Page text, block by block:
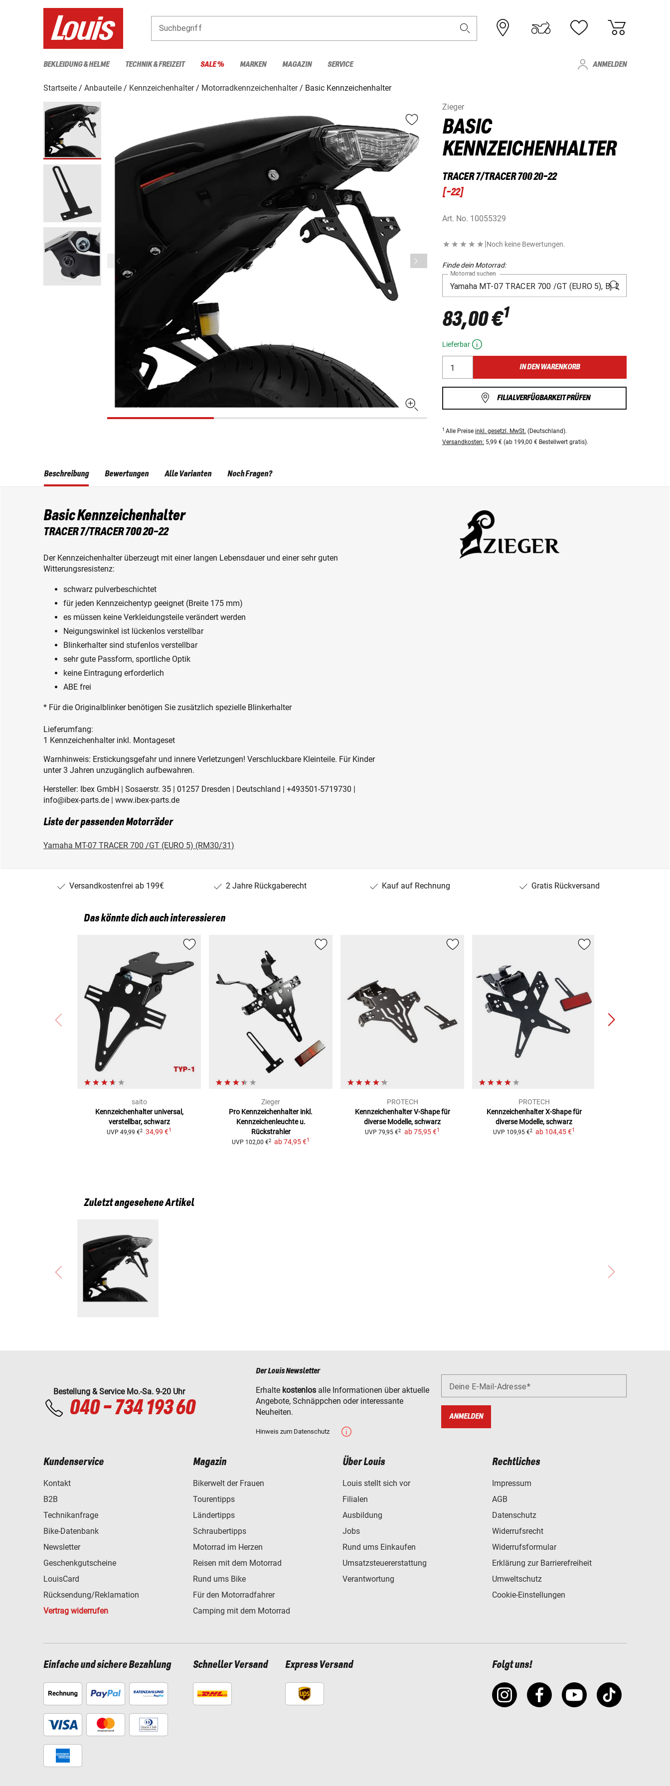
Suchbegriff
BEKLEIDUNG & HELME TECHNIK & FREIZEIT SALE % MARKEN MAGAZIN SERVICE ANMELDEN
Startseite Anbauteile Kennzeichenhalter Motorradkennzeichenhalter
Basic Kennzeichenhalter
Zieger
BASIC
KENNZEICHENHALTER
TRACER 7/TRACER 700 20-22
[-22]
Art. No. 10055329
|Noch keine Bewertungen.
Finde dein Motorrad:
Motorrad suchen
83,00 €1
Lieferbar
IN DEN WARENKORB
FILIALVERFÜGBARKEIT PRÜFEN
1 Alle Preise inkl. gesetzl. MwSt. (Deutschland).
Versandkosten: 5,99 € (ab 199,00 € Bestellwert gratis).
Beschreibung
Basic Kennzeichenhalter
TRACER 7/TRACER 700 20-22
Der Kennzeichenhalter überzeugt mit einer langen Lebensdauer und einer sehr guten
Witterungsresistenz:
schwarz pulverbeschichtet
für jeden Kennzeichentyp geeignet (Breite 175 mm)
es müssen keine Verkleidungsteile verändert werden
Neigungswinkel ist lückenlos verstellbar
Blinkerhalter sind stufenlos verstellbar
sehr gute Passform, sportliche Optik
keine Eintragung erforderlich
ABE frei
* Für die Originalblinker benötigen Sie zusätzlich spezielle Blinkerhalter
Lieferumfang:
1 Kennzeichenhalter inkl. Montageset
Warnhinweis: Erstickungsgefahr und innere Verletzungen! Verschluckbare Kleinteile. Für Kinder
unter 3 Jahren unzugänglich aufbewahren.
Hersteller: Ibex GmbH | Sosaerstr. 35 | 01257 Dresden | Deutschland | +493501-5719730 |
info@ibex-parts.de | www.ibex-parts.de
Liste der passenden Motorräder
Yamaha MT-07 TRACER 700 /GT (EURO 5) (RM30/31)
Bewertungen Alle Varianten Noch Fragen?
Versandkostenfrei ab 199€ 2 Jahre Rückgaberecht Kauf auf Rechnung Gratis Rückversand
Das könnte dich auch interessieren
saito
Kennzeichenhalter universal,
verstellbar, schwarz
UVP 49,99 €2 34,99 €1
Zieger
Pro Kennzeichenhalter inkl.
Kennzeichenleuchte u.
Rückstrahler
UVP 102,00 €2 ab74,95 €1
PROTECH
Kennzeichenhalter V-Shape für
diverse Modelle, schwarz
UVP 79,95 €2 ab 75,95 €1
PROTECH
Kennzeichenhalter X-Shape für
diverse Modelle, schwarz
UVP 109,95 €2 ab 104,45 €1
Zuletzt angesehene Artikel
Bestellung & Service Mo.-Sa. 9-20 Uhr
040 - 734 193 60
Der Louis Newsletter
Erhalte kostenlos alle Informationen über aktuelle
Angebote, Schnäppchen oder interessante
Neuheiten.
Hinweis zum Datenschutz
Deine E-Mail-Adresse
ANMELDEN
Kundenservice
Kontakt
B2B
Technikanfrage
Bike-Datenbank
Newsletter
Geschenkgutscheine
LouisCard
Rücksendung/Reklamation
Vertrag widerrufen
Magazin
Bikerwelt der Frauen
Tourentipps
Ländertipps
Schraubertipps
Motorrad im Herzen
Reisen mit dem Motorrad
Rund ums Bike
Für den Motorradfahrer
Camping mit dem Motorrad
Über Louis
Louis stellt sich vor
Filialen
Ausbildung
Jobs
Rund ums Einkaufen
Umsatzsteuererstattung
Verantwortung
Rechtliches
Impressum
AGB
Datenschutz
Widerrufsrecht
Widerrufsformular
Erklärung zur Barrierefreiheit
Umweltschutz
Cookie-Einstellungen
Einfache und sichere Bezahlung Schneller Versand Express Versand Folgt uns!